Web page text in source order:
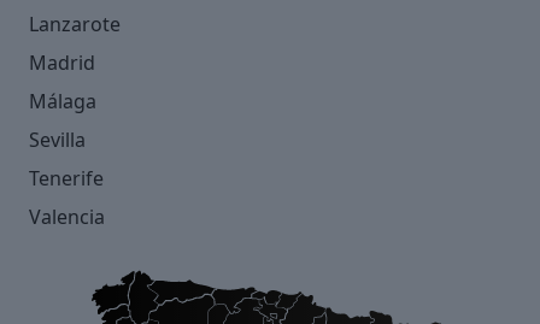
Lanzarote
Madrid
Málaga
Sevilla
Tenerife
Valencia